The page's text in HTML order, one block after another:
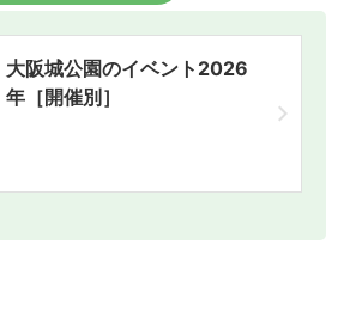
大阪城公園のイベント2026
年［開催別］